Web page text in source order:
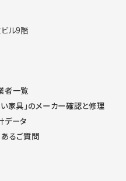
ル9階
者一覧
い家具」のメーカー確認と修理
データ
あるご質問